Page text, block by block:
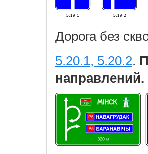
Дорога без
5.20.1, 5.20.2.
направлений.